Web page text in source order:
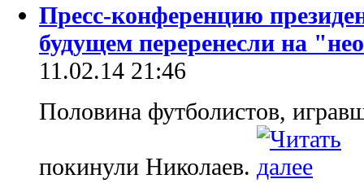
Пресс-конференцию
будущем переренесли на
11.02.14 21:46
Половина футболистов,
покинули Николаев.